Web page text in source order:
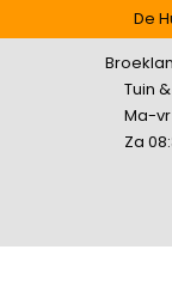
De
Tuin
Ma-vr
Za